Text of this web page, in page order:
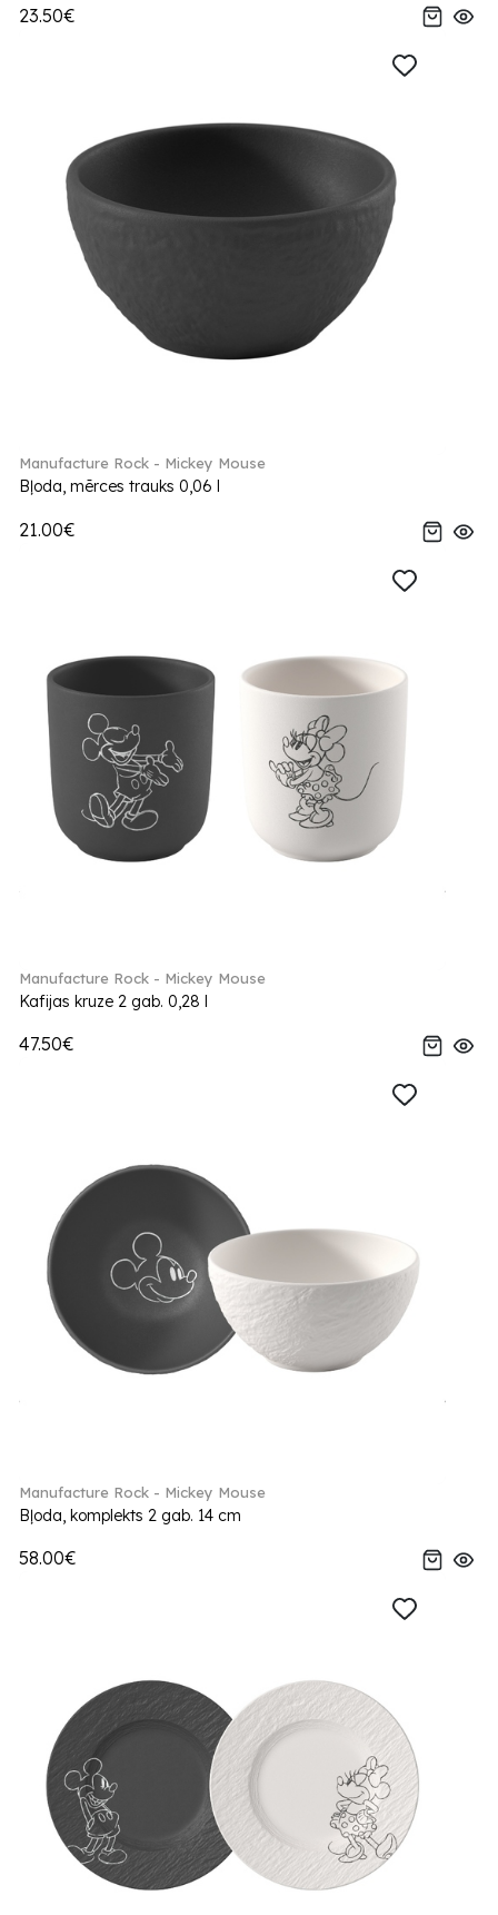
23.50€
Manufacture Rock - Mickey Mouse
Bļoda, mērces trauks 0,06 l
21.00€
Manufacture Rock - Mickey Mouse
Kafijas kruze 2 gab. 0,28 l
47.50€
Manufacture Rock - Mickey Mouse
Bļoda, komplekts 2 gab. 14 cm
58.00€